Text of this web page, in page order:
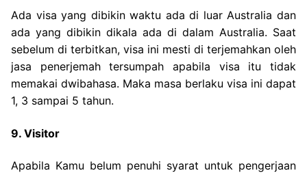
Ada visa yang dibikin waktu ada di luar Australia dan
ada yang dibikin dikala ada di dalam Australia. Saat
sebelum di terbitkan, visa ini mesti di terjemahkan oleh
jasa penerjemah tersumpah apabila visa itu tidak
memakai dwibahasa. Maka masa berlaku visa ini dapat
1, 3 sampai 5 tahun.
9. Visitor
Apabila Kamu belum penuhi syarat untuk pengerjaan